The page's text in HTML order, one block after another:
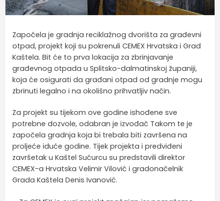
Započela je gradnja reciklažnog dvorišta za građevni
otpad, projekt koji su pokrenuli CEMEX Hrvatska i Grad
Kaštela. Bit će to prva lokacija za zbrinjavanje
građevnog otpada u Splitsko-dalmatinskoj županiji,
koja će osigurati da građani otpad od gradnje mogu
zbrinuti legalno i na okolišno prihvatljiv način.
Za projekt su tijekom ove godine ishođene sve
potrebne dozvole, odabran je izvođač Takom te je
započela gradnja koja bi trebala biti završena na
proljeće iduće godine. Tijek projekta i predviđeni
završetak u Kaštel Sućurcu su predstavili direktor
CEMEX-a Hrvatska Velimir Vilović i gradonačelnik
Grada Kaštela Denis Ivanović.